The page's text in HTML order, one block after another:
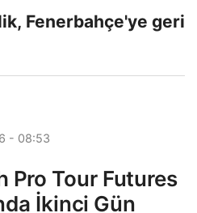
Fenerbahçe'ye geri
- 08:53
Pro Tour Futures
İkinci Gün